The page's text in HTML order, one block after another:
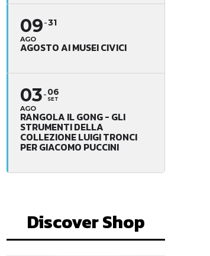
09
AGO
31
AGOSTO AI MUSEI CIVICI
03
AGO
06
SET
RANGOLA IL GONG - GLI
STRUMENTI DELLA
COLLEZIONE LUIGI TRONCI
PER GIACOMO PUCCINI
Discover Shop